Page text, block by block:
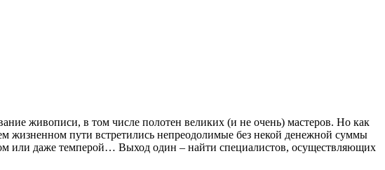
живописи, в том числе полотен великих (и не очень) мастеров. Но как
жизненном пути встретились непреодолимые без некой денежной суммы
или даже темперой… Выход один – найти специалистов, осуществляющих